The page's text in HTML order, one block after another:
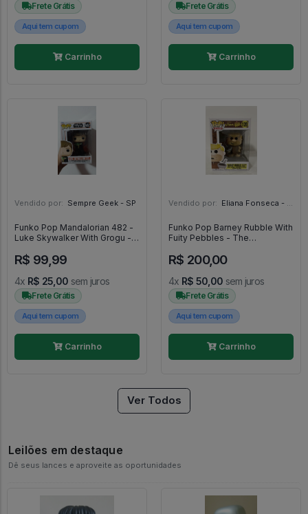
Frete Grátis
Aqui tem cupom
Carrinho
Frete Grátis
Aqui tem cupom
Carrinho
Vendido por: Sempre Geek - SP
Funko Pop Mandalorian 482 -
Luke Skywalker With Grogu -
R$ 99,99
4x R$ 25,00 sem juros
Frete Grátis
Aqui tem cupom
Carrinho
Vendido por: Eliana Fonseca - SP
Funko Pop Barney Rubble With
Fuity Pebbles - The
POP #120
R$ 200,00
4x R$ 50,00 sem juros
Frete Grátis
Aqui tem cupom
Carrinho
Ver Todos
Leilões em destaque
Dê seus lances e aproveite as oportunidades